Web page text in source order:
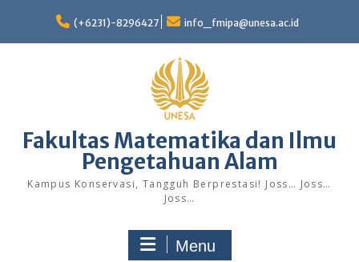
content
(+6231)-8296427 info_fmipa@unesa.ac.id
Fakultas Matematika dan Ilmu
Pengetahuan Alam
Kampus Konservasi, Tangguh Berprestasi! Joss… Joss…
Joss…
Menu